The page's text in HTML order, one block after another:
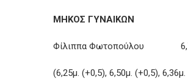
ΜΗΚΟΣ ΓΥΝΑΙΚΩΝ
Φίλιππα Φωτοπούλου
(6,25μ. (+0,5), 6,50μ. (+0,5),